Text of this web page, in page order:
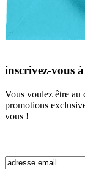
inscrivez-vous
Vous voulez être au
promotions
vous !
Email(Nécessaire)